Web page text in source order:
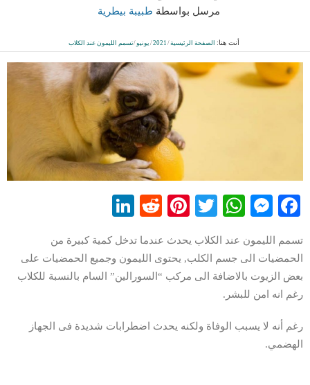
مرسل بواسطة طبيبة بيطرية
أنت هنا: الصفحة الرئيسية/
2021
/ يونيو/تسمم الليمون عند الكلاب
Facebook
Messenger
WhatsApp
Twitter
Pinterest
Reddit
تسمم الليمون عند الكلاب يحدث عندما تدخل كمية كبيرة من
الحمضيات الى جسم الكلب, يحتوى الليمون وجميع الحمضيات على
بعض الزيوت بالاضافة الى مركب “السورالين” السام بالنسبة للكلاب
رغم انه امن للبشر.
رغم أنه لا يسبب الوفاة ولكنه يحدث اضطرابات شديدة فى الجهاز
الهضمي.